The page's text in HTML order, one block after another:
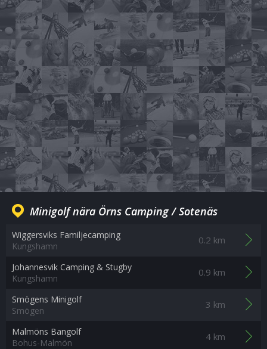
Minigolf nära Örns Camping / Sotenäs
Wiggersviks Familjecamping
Kungshamn
0.2 km
Johannesvik Camping & Stugby
Kungshamn
0.9 km
Smögens Minigolf
Smögen
3 km
Malmöns Bangolf
Bohus-Malmön
4 km